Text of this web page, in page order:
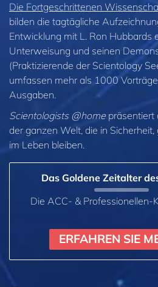
Die Fortgeschrittenen
bilden die tagtägliche
Entwicklung mit L. Ron Hubbards
Unterweisung und seinen
(Praktizierende der Scientology
umfassen mehr als 1000
Ausgaben.
Scientologists @homepräsentiert
der ganzen Welt, die in
im Leben bleiben.
Das Goldene Zeitalter
Die ACC- & Professionellen-
ERFAHREN SIE